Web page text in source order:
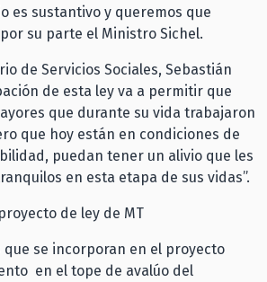
es sustantivo y queremos que
su parte el Ministro Sichel.
de Servicios Sociales, Sebastián
de esta ley va a permitir que
que durante su vida trabajaron
que hoy están en condiciones de
puedan tener un alivio que les
en esta etapa de sus vidas”.
de ley de MT
que se incorporan en el proyecto
en el tope de avalúo del